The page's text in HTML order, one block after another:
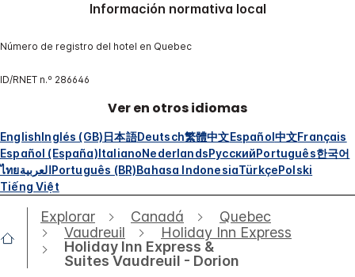
Información normativa local
Número de registro del hotel en Quebec
ID/RNET n.º 286646
Ver en otros idiomas
EnglishInglés (GB)日本語Deutsch繁體中文Español中文Français
Español (España)ItalianoNederlandsРусскийPortuguês한국어
ไทยالعربيةPortuguês (BR)Bahasa IndonesiaTürkçePolski
Tiếng Việt
Explorar Canadá
Quebec
Vaudreuil
Holiday Inn Express
Holiday Inn Express &
Suites Vaudreuil - Dorion